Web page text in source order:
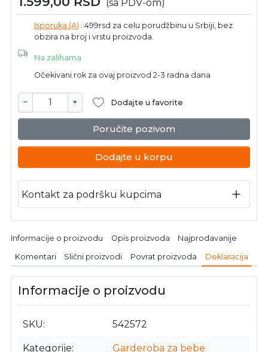
(sa PDV-om)
Isporuka (A) : 499rsd za celu porudžbinu u Srbiji, bez
obzira na broj i vrstu proizvoda.
Na zalihama
Očekivani rok za ovaj proizvod 2-3 radna dana
− + Dodajte u favorite
Poručite pozivom
Dodajte u korpu
Kontakt za podršku kupcima
Informacije o proizvodu Opis proizvoda Najprodavanije
Komentari Slični proizvodi Povrat proizvoda Deklaracija
Informacije o proizvodu
SKU 542572
Kategorije Garderoba za bebe